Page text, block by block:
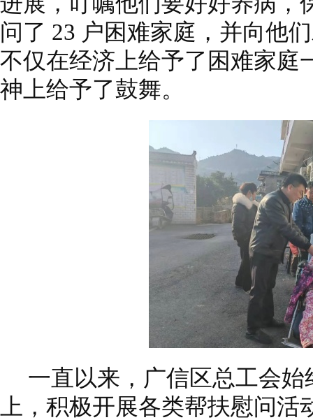
问了 23 户困难家庭，并向他
不仅在经济上给予了困难家庭
神上给予了鼓舞。
一直以来，广信区总工会
上，积极开展各类帮扶慰问